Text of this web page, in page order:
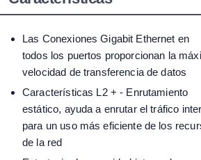
Las Conexiones Gigabit Ethernet en
todos los puertos proporcionan la
velocidad de transferencia de datos
Características L2 + - Enrutamiento
estático, ayuda a enrutar el tráfico
para un uso más eficiente de los
de la red